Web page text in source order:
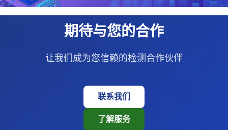
期待与您的合作
让我们成为您信赖的检测合作伙伴
联系我们
了解服务